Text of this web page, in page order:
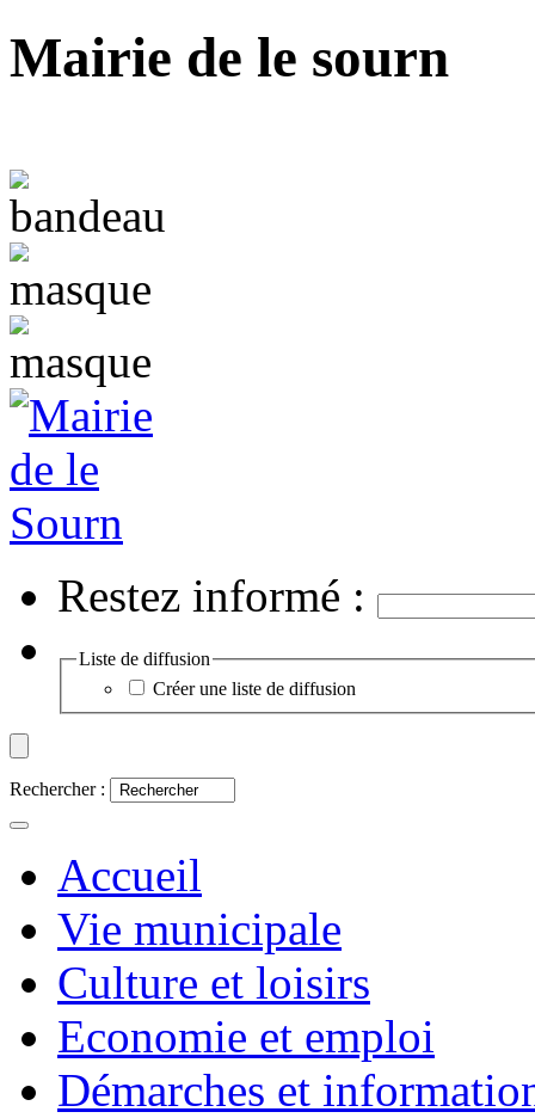
Mairie de le sourn
Restez informé :
Liste de diffusion
Créer une liste de diffusion
Rechercher :
Accueil
Vie municipale
Culture et loisirs
Economie et emploi
Démarches et